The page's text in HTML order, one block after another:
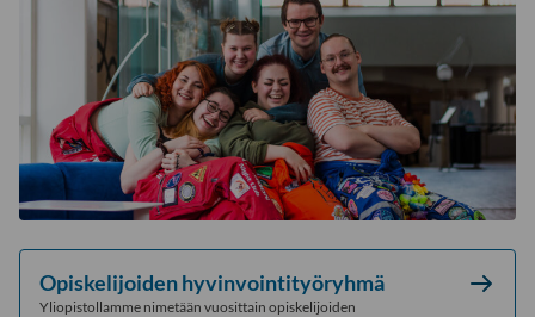
Opiskelijoiden hyvinvointityöryhmä
Yliopistollamme nimetään vuosittain opiskelijoiden